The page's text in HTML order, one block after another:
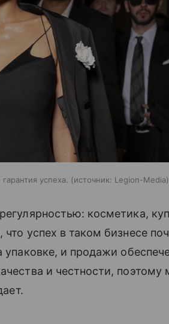
успеха. источник: Legion-Media
косметика,
успех в таком бизнесе
упаковке, и продажи
и честности, поэтому